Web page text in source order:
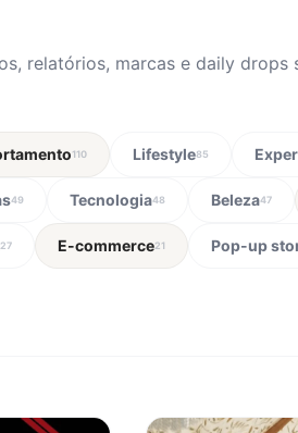
relatórios, marcas e daily drops
110 Lifestyle85
49 Tecnologia48 Beleza47
27 E-commerce21 Pop-up